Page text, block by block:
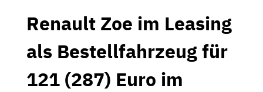
Renault Zoe im Leasing
als Bestellfahrzeug für
121 (287) Euro im